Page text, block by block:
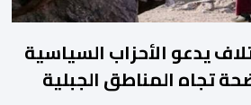
2026 .. ائتلاف يدعو الأحزاب السياسية
تجاه المناطق الجبلية